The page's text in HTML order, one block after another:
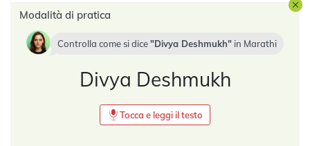
Modalità di pratica
Controlla come si dice Divya Deshmukh in Marathi
Divya Deshmukh
Tocca e leggi il testo